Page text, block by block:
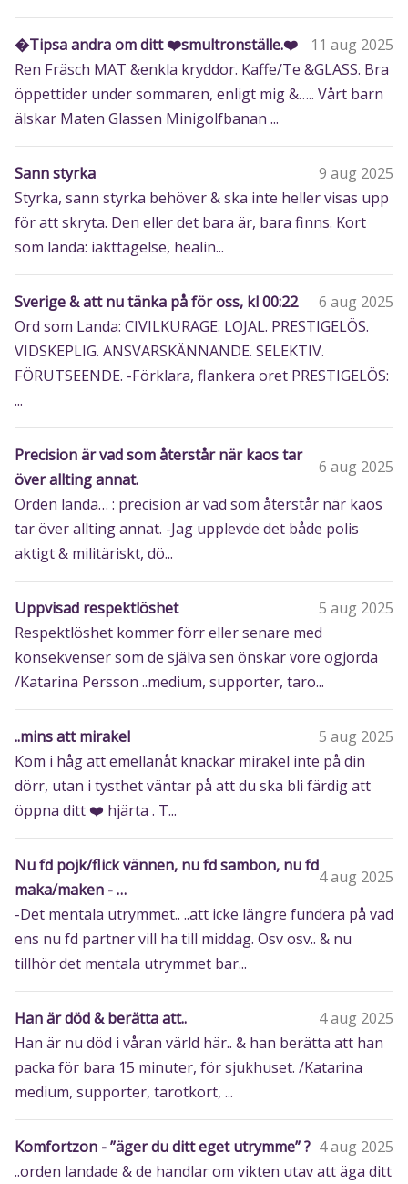
�️Tipsa andra om ditt ❤️smultronställe.❤️
11 aug 2025
Ren Fräsch MAT &enkla kryddor. Kaffe/Te &GLASS. Bra
öppettider under sommaren, enligt mig &….. Vårt barn
älskar Maten Glassen Minigolfbanan ...
Sann styrka
9 aug 2025
Styrka, sann styrka behöver & ska inte heller visas upp
för att skryta. Den eller det bara är, bara finns. Kort
som landa: iakttagelse, healin...
Sverige & att nu tänka på för oss, kl 00:22
6 aug 2025
Ord som Landa: CIVILKURAGE. LOJAL. PRESTIGELÖS.
VIDSKEPLIG. ANSVARSKÄNNANDE. SELEKTIV.
FÖRUTSEENDE. -Förklara, flankera oret PRESTIGELÖS:
...
Precision är vad som återstår när kaos tar
över allting annat.
6 aug 2025
Orden landa… : precision är vad som återstår när kaos
tar över allting annat. -Jag upplevde det både polis
aktigt & militäriskt, dö...
Uppvisad respektlöshet
5 aug 2025
Respektlöshet kommer förr eller senare med
konsekvenser som de själva sen önskar vore ogjorda
/Katarina Persson ..medium, supporter, taro...
..mins att mirakel
5 aug 2025
Kom i håg att emellanåt knackar mirakel inte på din
dörr, utan i tysthet väntar på att du ska bli färdig att
öppna ditt ❤️ hjärta . T...
Nu fd pojk/flick vännen, nu fd sambon, nu fd
maka/maken - …
4 aug 2025
-Det mentala utrymmet.. ..att icke längre fundera på vad
ens nu fd partner vill ha till middag. Osv osv.. & nu
tillhör det mentala utrymmet bar...
Han är död & berätta att..
4 aug 2025
Han är nu död i våran värld här.. & han berätta att han
packa för bara 15 minuter, för sjukhuset. /Katarina
medium, supporter, tarotkort, ...
Komfortzon - ”äger du ditt eget utrymme” ? 4 aug 2025
..orden landade & de handlar om vikten utav att äga ditt